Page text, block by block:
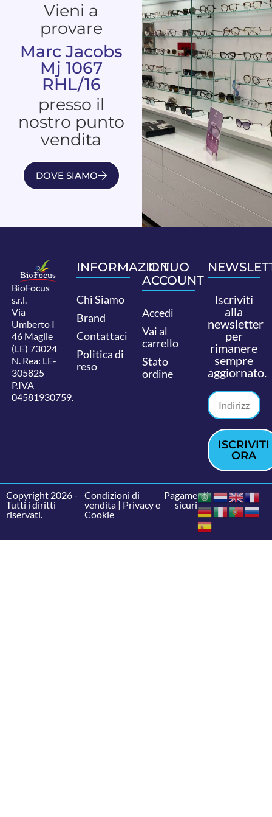
Vieni a
provare
Marc Jacobs
Mj 1067
RHL/16
presso il
nostro punto
vendita
DOVE SIAMO
BioFocus
s.r.l.
Via
Umberto I
46 Maglie
(LE) 73024
N. Rea: LE-
305825
P.IVA
04581930759.
INFORMAZIONI
Chi Siamo
Brand
Contattaci
Politica di
reso
IL TUO
ACCOUNT
Accedi
Vai al
carrello
Stato
ordine
Iscriviti
alla
newsletter
per
rimanere
sempre
aggiornato.
ISCRIVITI
ORA
Copyright 2026 -
Tutti i diritti
riservati.
Condizioni di
vendita| Privacy e
Cookie
Pagamenti
sicuri